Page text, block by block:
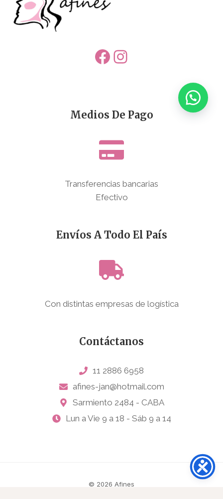
Facebook
Instagram
Medios De Pago
Transferencias bancarias
Efectivo
Envíos A Todo El País
Con distintas empresas de logística
Contáctanos
11 2886 6958
afines-jan@hotmail.com
Sarmiento 2484 - CABA
Lun a Vie 9 a 18 - Sáb 9 a 14
© 2026 Afines